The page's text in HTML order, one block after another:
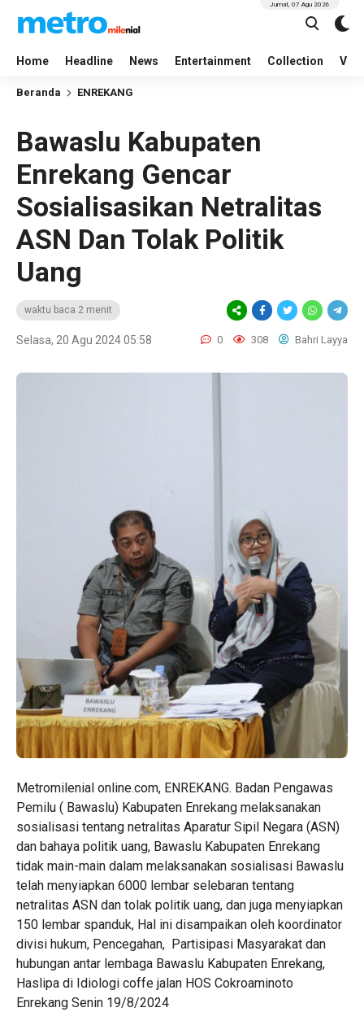
Home Headline News Entertainment Collection
Jumat, 07 Agu 2026
Beranda ENREKANG
Bawaslu Kabupaten
Enrekang Gencar
Sosialisasikan Netralitas
ASN Dan Tolak Politik
Uang
waktu baca 2 menit
Selasa, 20 Agu 2024 05:58 0 308 Bahri Layya
Metromilenial online.com, ENREKANG. Badan Pengawas
Pemilu ( Bawaslu) Kabupaten Enrekang melaksanakan
sosialisasi tentang netralitas Aparatur Sipil Negara (ASN)
dan bahaya politik uang, Bawaslu Kabupaten Enrekang
tidak main-main dalam melaksanakan sosialisasi Bawaslu
telah menyiapkan 6000 lembar selebaran tentang
netralitas ASN dan tolak politik uang, dan juga menyiapkan
150 lembar spanduk, Hal ini disampaikan oleh koordinator
divisi hukum, Pencegahan, Partisipasi Masyarakat dan
hubungan antar lembaga Bawaslu Kabupaten Enrekang,
Haslipa di Idiologi coffe jalan HOS Cokroaminoto
Enrekang Senin 19/8/2024